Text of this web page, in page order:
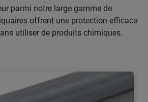
parmi notre large gamme de
offrent une protection efficace
utiliser de produits chimiques.